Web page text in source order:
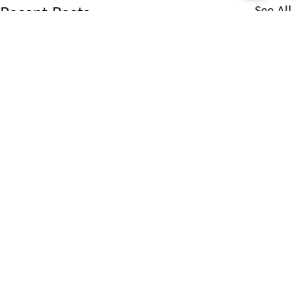
Recent Posts See All